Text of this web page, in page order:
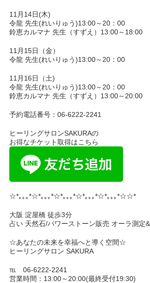
11月14日(木)
令龍 先生(れいりゅう)13:00～20：00
鈴恵カルマナ 先生（すずえ）13:00～18:00
11月15日（金）
令龍 先生(れいりゅう)13:00～20：00
11月16日（土)
令龍 先生(れいりゅう)13:00～20：00
鈴恵カルマナ 先生（すずえ）13:00～20:00
予約電話番号：06-6222-2241
ヒーリングサロンSAKURAの
お得なチケット取得はこちら
☆*｡｡｡*☆*｡｡｡*☆*｡｡｡*☆*｡｡｡*☆*｡｡｡*☆☆*
大阪 淀屋橋 徒歩3分
占い 天然石/パワーストーン販売 オーラ測定
☆あなたの未来を幸福へと導く空間☆
ヒーリングサロン SAKURA
℡ 06-6222-2241
営業時間：13:00～20:00(最終受付19:30)